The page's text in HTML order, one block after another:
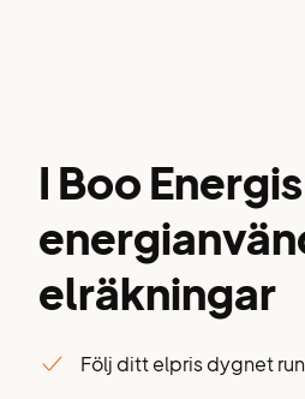
I Boo
elräkningar
Följ ditt elpris dygnet